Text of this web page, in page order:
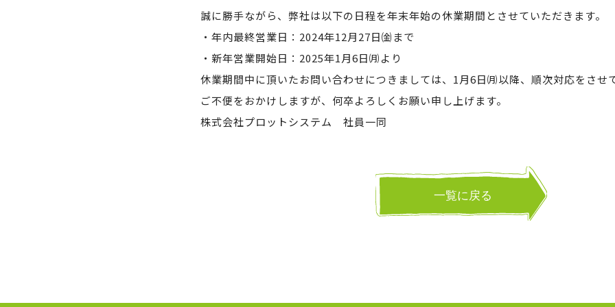
誠に勝手ながら、弊社は以下の日程を年末年始の休業期間とさせていただきます。
・年内最終営業日：2024年12月27日㈮まで
・新年営業開始日：2025年1月6日㈪より
休業期間中に頂いたお問い合わせにつきましては、1月6日㈪以降、順次対応をさせ
ご不便をおかけしますが、何卒よろしくお願い申し上げます。
株式会社プロットシステム 社員一同